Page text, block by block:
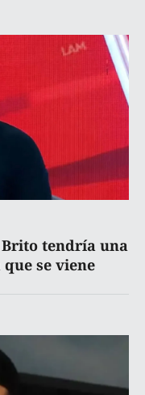
Brito tendría una
se viene